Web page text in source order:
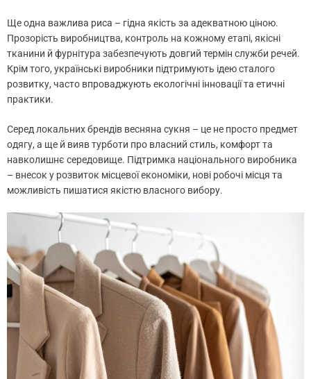
Ще одна важлива риса – гідна якість за адекватною ціною.
Прозорість виробництва, контроль на кожному етапі, якісні
тканини й фурнітура забезпечують довгий термін служби речей.
Крім того, українські виробники підтримують ідею сталого
розвитку, часто впроваджують екологічні інновації та етичні
практики.
Серед локальних брендів весняна сукня – це не просто предмет
одягу, а ще й вияв турботи про власний стиль, комфорт та
навколишнє середовище. Підтримка національного виробника
– внесок у розвиток місцевої економіки, нові робочі місця та
можливість пишатися якістю власного вибору.